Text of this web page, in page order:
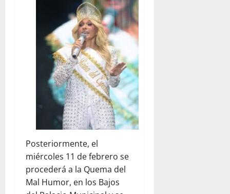
Posteriormente, el
miércoles 11 de febrero se
procederá a la Quema del
Mal Humor, en los Bajos